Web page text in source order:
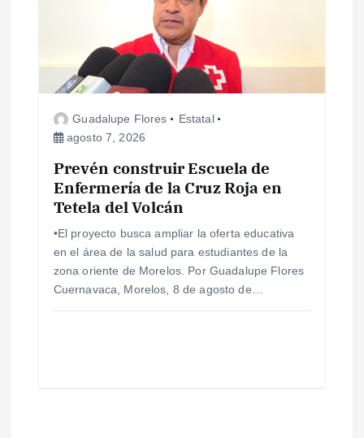
Guadalupe Flores
Estatal
agosto 7, 2026
Prevén construir Escuela de
Enfermería de la Cruz Roja en
Tetela del Volcán
•El proyecto busca ampliar la oferta educativa
en el área de la salud para estudiantes de la
zona oriente de Morelos. Por Guadalupe Flores
Cuernavaca, Morelos, 8 de agosto de…